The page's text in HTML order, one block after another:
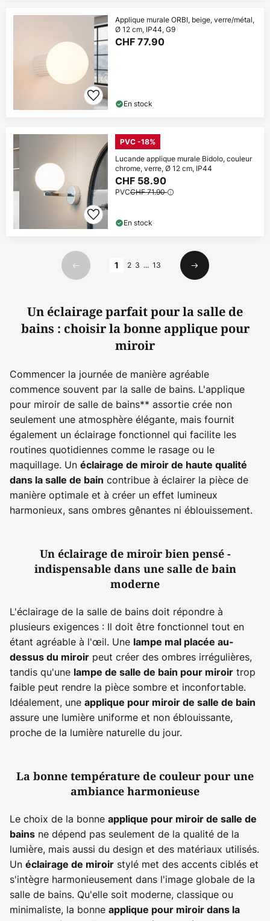
Applique murale ORBI, beige, verre/métal,
Ø 12 cm, IP44, G9
CHF 77.90
En stock
PVC -18%
Lucande applique murale Bidolo, couleur
chrome, verre, Ø 12 cm, IP44
CHF 58.90
PVCCHF 71.90
En stock
Précédent
1 2 3 ... 13
Suivant
Un éclairage parfait pour la salle de
bains : choisir la bonne applique pour
miroir
Commencer la journée de manière agréable
commence souvent par la salle de bains. L'applique
pour miroir de salle de bains** assortie crée non
seulement une atmosphère élégante, mais fournit
également un éclairage fonctionnel qui facilite les
routines quotidiennes comme le rasage ou le
maquillage. Un éclairage de miroir de haute qualité
dans la salle de bain contribue à éclairer la pièce de
manière optimale et à créer un effet lumineux
harmonieux, sans ombres gênantes ni éblouissement.
Un éclairage de miroir bien pensé -
indispensable dans une salle de bain
moderne
L'éclairage de la salle de bains doit répondre à
plusieurs exigences : Il doit être fonctionnel tout en
étant agréable à l'œil. Une lampe mal placée au-
dessus du miroir peut créer des ombres irrégulières,
tandis qu'une lampe de salle de bain pour miroir trop
faible peut rendre la pièce sombre et inconfortable.
Idéalement, une applique pour miroir de salle de bain
assure une lumière uniforme et non éblouissante,
proche de la lumière naturelle du jour.
La bonne température de couleur pour une
ambiance harmonieuse
Le choix de la bonne applique pour miroir de salle de
bains ne dépend pas seulement de la qualité de la
lumière, mais aussi du design et des matériaux utilisés.
Un éclairage de miroir stylé met des accents ciblés et
s'intègre harmonieusement dans l'image globale de la
salle de bains. Qu'elle soit moderne, classique ou
minimaliste, la bonne applique pour miroir dans la